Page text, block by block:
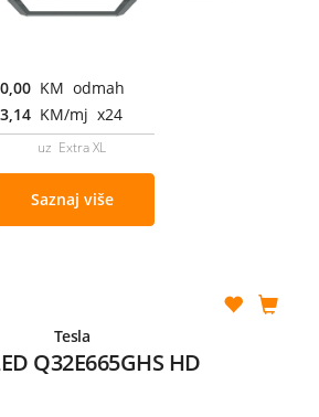
0,00 KM odmah
KM/mj x24
uz Extra XL
Saznaj više
Tesla
Q32E665GHS HD